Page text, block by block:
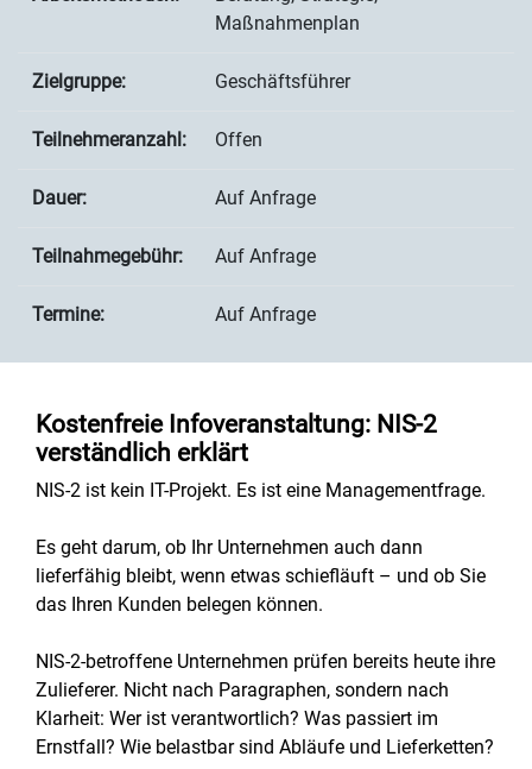
Maßnahmenplan
Zielgruppe: Geschäftsführer
Teilnehmeranzahl: Offen
Dauer: Auf Anfrage
Teilnahmegebühr: Auf Anfrage
Termine: Auf Anfrage
Kostenfreie Infoveranstaltung: NIS-2
verständlich erklärt
NIS-2 ist kein IT-Projekt. Es ist eine Managementfrage.
Es geht darum, ob Ihr Unternehmen auch dann
lieferfähig bleibt, wenn etwas schiefläuft – und ob Sie
das Ihren Kunden belegen können.
NIS-2-betroffene Unternehmen prüfen bereits heute ihre
Zulieferer. Nicht nach Paragraphen, sondern nach
Klarheit: Wer ist verantwortlich? Was passiert im
Ernstfall? Wie belastbar sind Abläufe und Lieferketten?